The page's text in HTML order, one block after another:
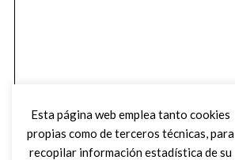
Esta página web emplea tanto cookies
propias como de terceros técnicas, para
recopilar información estadística de su